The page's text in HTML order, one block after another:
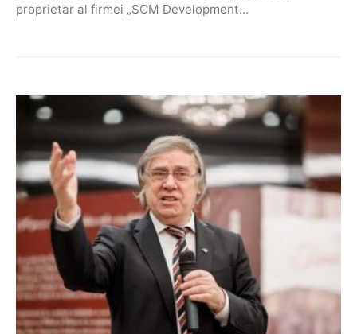
proprietar al firmei „SCM Development…